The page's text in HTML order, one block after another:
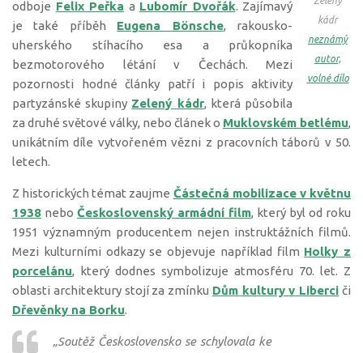
kádr
neznámý
autor,
volné dílo
odboje Felix Peřka a Lubomír Dvořák. Zajímavý
je také příběh Eugena Bönsche, rakousko-
uherského stíhacího esa a průkopníka
bezmotorového létání v Čechách. Mezi
pozornosti hodné články patří i popis aktivity
partyzánské skupiny Zelený kádr, která působila
za druhé světové války, nebo článek o Muklovském betlému,
unikátním díle vytvořeném vězni z pracovních táborů v 50.
letech.
Z historických témat zaujme Částečná mobilizace v květnu
1938 nebo Československý armádní film, který byl od roku
1951 významným producentem nejen instruktážních filmů.
Mezi kulturními odkazy se objevuje například film Holky z
porcelánu, který dodnes symbolizuje atmosféru 70. let. Z
oblasti architektury stojí za zmínku Dům kultury v Liberci či
Dřevěnky na Borku.
„Soutěž Československo se schylovala ke